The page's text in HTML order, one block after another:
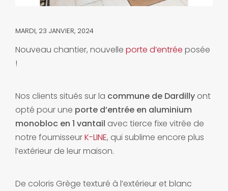
MARDI, 23 JANVIER, 2024
Nouveau chantier, nouvelle porte d’entrée posée
!
Nos clients situés sur la commune de Dardilly ont
opté pour une porte d’entrée en aluminium
monobloc en 1 vantail avec tierce fixe vitrée de
notre fournisseurK-LINE, qui sublime encore plus
l’extérieur de leur maison.
De coloris Grège texturé à l’extérieur et blanc